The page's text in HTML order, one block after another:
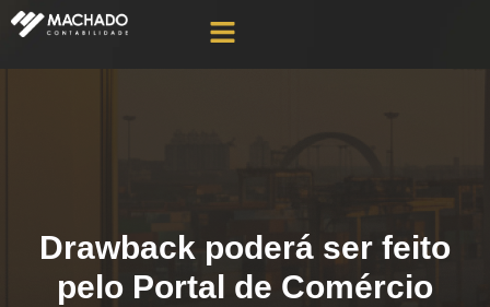
Drawback poderá ser feito
pelo Portal de Comércio